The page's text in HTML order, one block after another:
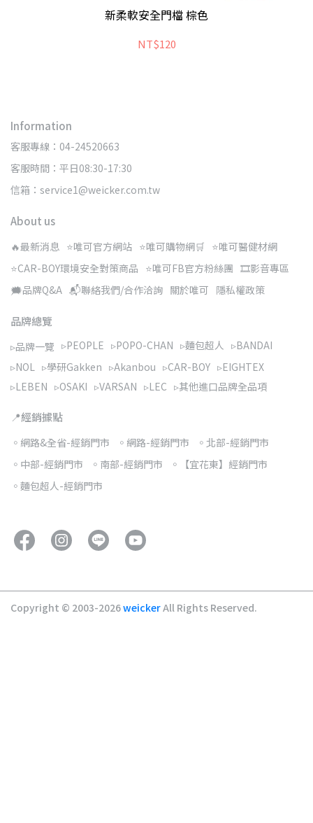
新柔軟安全門檔 棕色
NT$120
Information
客服專線：04-24520663
客服時間：平日08:30-17:30
信箱：service1@weicker.com.tw
About us
🔥最新消息 ⭐唯可官方網站 ⭐唯可購物網🛒 ⭐唯可醫健材網
⭐CAR-BOY環境安全對策商品 ⭐唯可FB官方粉絲團 🎞️影音專區
🗯️品牌Q&A 📬聯絡我們/合作洽詢 關於唯可 隱私權政策
品牌總覽
▹品牌一覽 ▹PEOPLE ▹POPO-CHAN ▹麵包超人 ▹BANDAI
▹NOL ▹學研Gakken ▹Akanbou ▹CAR-BOY ▹EIGHTEX
▹LEBEN ▹OSAKI ▹VARSAN ▹LEC ▹其他進口品牌全品項
📍經銷據點
◦網路&全省-經銷門市 ◦網路-經銷門市
◦北部-經銷門市
◦中部-經銷門市
◦南部-經銷門市
◦【宜花東】經銷門市
◦麵包超人-經銷門市
Copyright © 2003-2026weickerAll Rights Reserved.